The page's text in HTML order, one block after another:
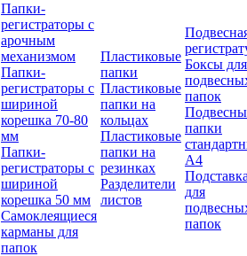
Папки-
регистраторы с
арочным
механизмом
Папки-
регистраторы с
шириной
корешка 70-80
мм
Папки-
регистраторы с
шириной
корешка 50 мм
Самоклеящиеся
карманы для
папок
Пластиковые
папки
Пластиковые
папки на
кольцах
Пластиковые
папки на
резинках
Разделители
листов
Боксы для
папок
папки
А4
для
папок